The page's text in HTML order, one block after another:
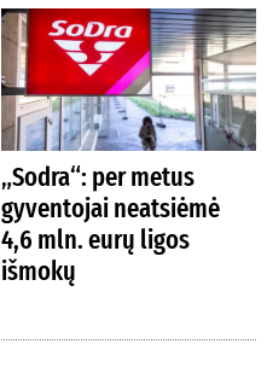
„Sodra“: per metus
gyventojai neatsiėmė
4,6 mln. eurų ligos
išmokų